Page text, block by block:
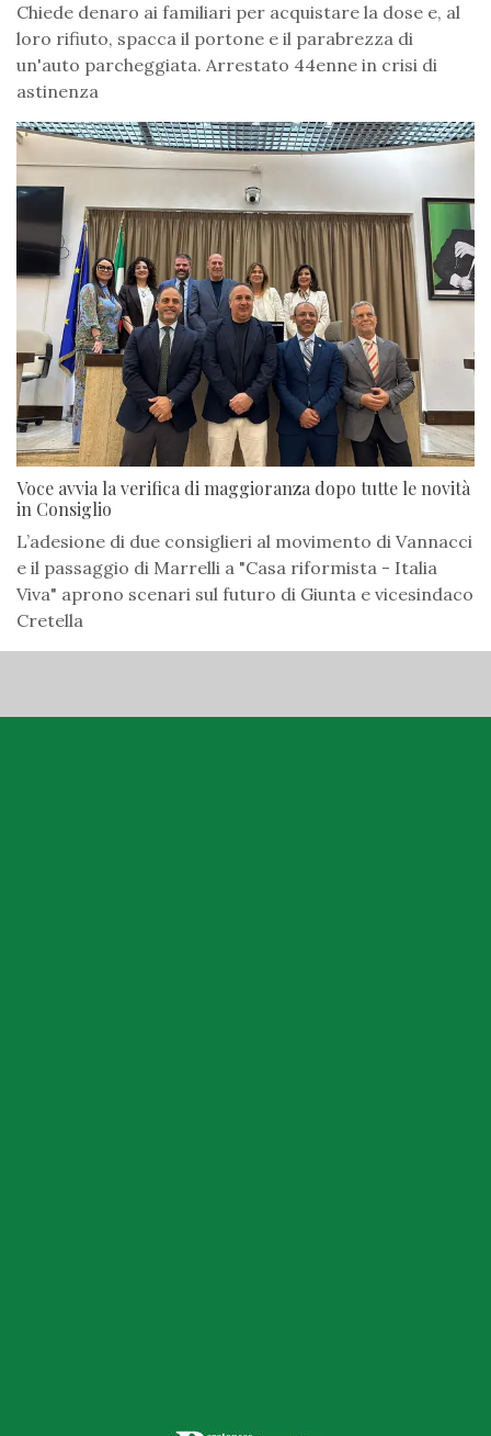
Chiede denaro ai familiari per acquistare la dose e, al
loro rifiuto, spacca il portone e il parabrezza di
un'auto parcheggiata. Arrestato 44enne in crisi di
astinenza
Voce avvia la verifica di maggioranza dopo tutte le novità
in Consiglio
L’adesione di due consiglieri al movimento di Vannacci
e il passaggio di Marrelli a "Casa riformista - Italia
Viva" aprono scenari sul futuro di Giunta e vicesindaco
Cretella